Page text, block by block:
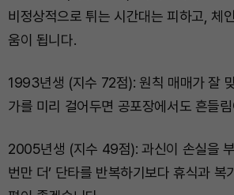
비정상적으로 튀는 시간대는 피하고, 체
움이 됩니다.
1993년생 (지수 72점): 원칙 매매가 잘
가를 미리 걸어두면 공포장에서도 흔들
2005년생 (지수 49점): 과신이 손실을
번만 더’ 단타를 반복하기보다 휴식과 복